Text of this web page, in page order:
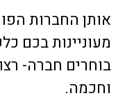
אותן החברות
מעוניינות בכם
בוחרים חברה-
וחכמה.